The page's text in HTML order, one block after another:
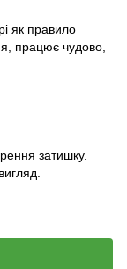
як правило
працює чудово,
затишку.